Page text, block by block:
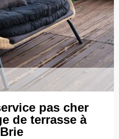
pas cher
de terrasse à